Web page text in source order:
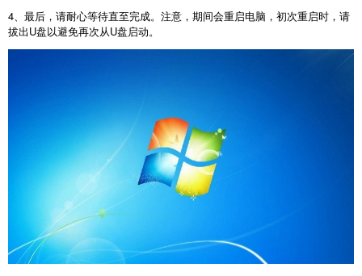
4 、最后，请耐心等待直至完成。注意，期间会重启电脑，初次重启时，请
拔出U盘以避免再次从U盘启动。